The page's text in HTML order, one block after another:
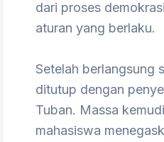
dari proses
aturan yang berlaku.
Setelah berlangsung
ditutup dengan
Tuban. Massa
mahasiswa